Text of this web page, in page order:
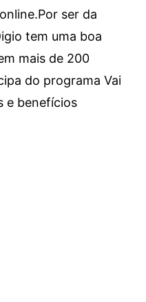
Por ser da
tem uma boa
mais de 200
do programa Vai
e benefícios